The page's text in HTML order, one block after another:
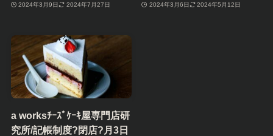
2024年3月9日 2024年7月27日 2024年3月6日 2024年5月12日
a worksﾁｰｽﾞｹｰｷ屋専門店研
究所/記帳制度?閉店?月3日